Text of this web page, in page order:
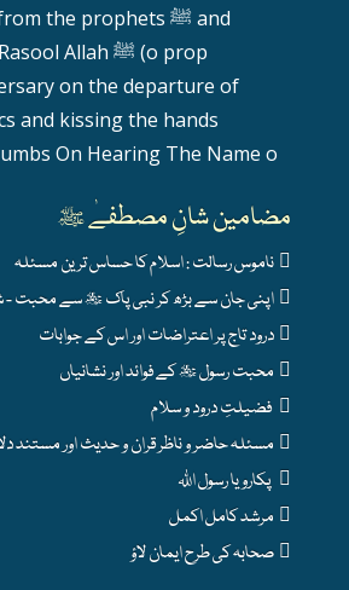
Attaining help from the prophets ﷺ and
Calling out, Ya Rasool Allah ﷺ (o prop
on the departure of
and kissing the hands
On Hearing The Name o
مضامین شانِ مصطفےٰ ﷺ